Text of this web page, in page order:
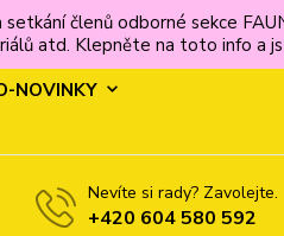
členů odborné sekce
atd. Klepněte na toto info a
NOVINKY
Nevíte si rady? Zavolejte.
+420 604 580 592